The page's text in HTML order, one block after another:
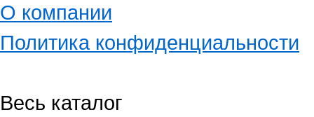
О компании
Политика конфиденциальности
Весь каталог